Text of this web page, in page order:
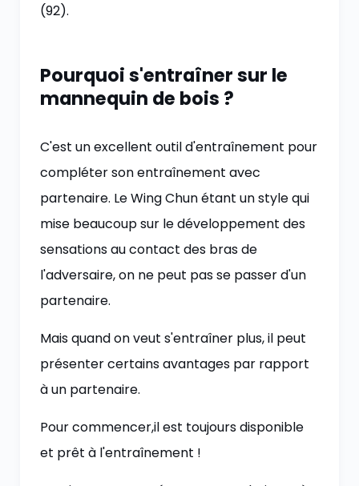
(92).
Pourquoi s'entraîner sur le
mannequin de bois ?
C'est un excellent outil d'entraînement pour
compléter son entraînement avec
partenaire. Le Wing Chun étant un style qui
mise beaucoup sur le développement des
sensations au contact des bras de
l'adversaire, on ne peut pas se passer d'un
partenaire.
Mais quand on veut s'entraîner plus, il peut
présenter certains avantages par rapport
à un partenaire.
Pour commencer,il est toujours disponible
et prêt à l'entraînement !